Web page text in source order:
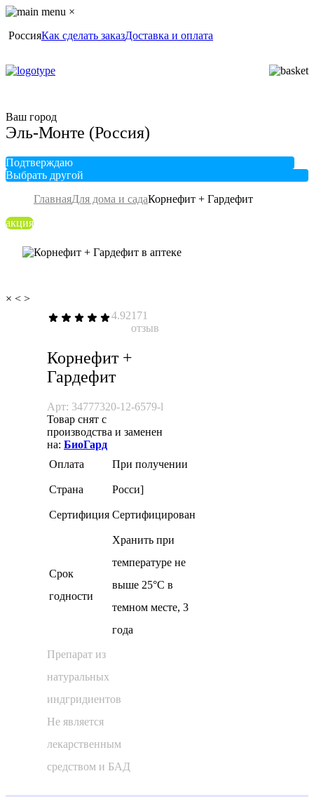
×
РоссияКак сделать заказДоставка и оплата
Ваш город
Эль-Монте (Россия)
Подтверждаю
Выбрать другой
ГлавнаяДля дома и садаКорнефит + Гардефит
акция
× < >
4.92171
отзыв
Корнефит +
Гардефит
Арт: 34777320-12-6579-l
Товар снят с
производства и заменен
на: БиоГард
Оплата
При получении
Страна Росси]
Сертифиция Сертифицирован
Cрок
годности
Хранить при
температуре не
выше 25°С в
темном месте, 3
года
Препарат из
натуральных
индгридиентов
Не является
лекарственным
средством и БАД